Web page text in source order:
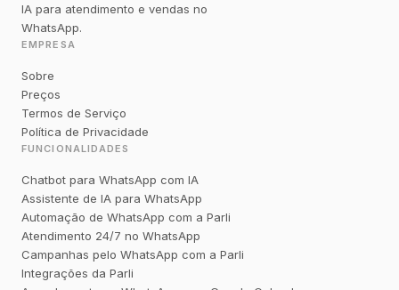
IA para atendimento e vendas no
WhatsApp.
EMPRESA
Sobre
Preços
Termos de Serviço
Política de Privacidade
FUNCIONALIDADES
Chatbot para WhatsApp com IA
Assistente de IA para WhatsApp
Automação de WhatsApp com a Parli
Atendimento 24/7 no WhatsApp
Campanhas pelo WhatsApp com a Parli
Integrações da Parli